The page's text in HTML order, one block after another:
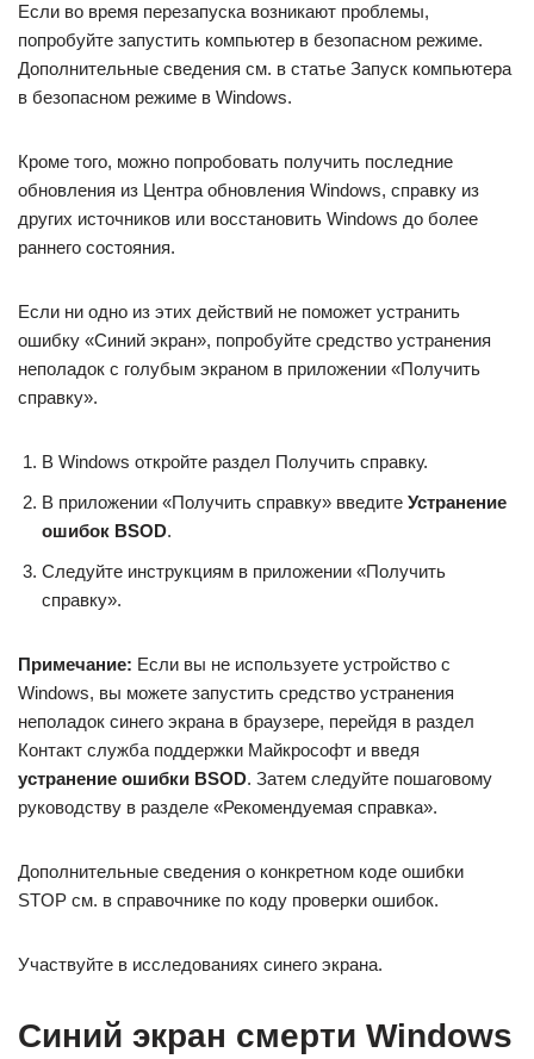
Если во время перезапуска возникают проблемы,
попробуйте запустить компьютер в безопасном режиме.
Дополнительные сведения см. в статье Запуск компьютера
в безопасном режиме в Windows.
Кроме того, можно попробовать получить последние
обновления из Центра обновления Windows, справку из
других источников или восстановить Windows до более
раннего состояния.
Если ни одно из этих действий не поможет устранить
ошибку «Синий экран», попробуйте средство устранения
неполадок с голубым экраном в приложении «Получить
справку».
В Windows откройте раздел Получить справку.
В приложении «Получить справку» введите Устранение
ошибок BSOD.
Следуйте инструкциям в приложении «Получить
справку».
Примечание: Если вы не используете устройство с
Windows, вы можете запустить средство устранения
неполадок синего экрана в браузере, перейдя в раздел
Контакт служба поддержки Майкрософт и введя
устранение ошибки BSOD. Затем следуйте пошаговому
руководству в разделе «Рекомендуемая справка».
Дополнительные сведения о конкретном коде ошибки
STOP см. в справочнике по коду проверки ошибок.
Участвуйте в исследованиях синего экрана.
Синий экран смерти Windows